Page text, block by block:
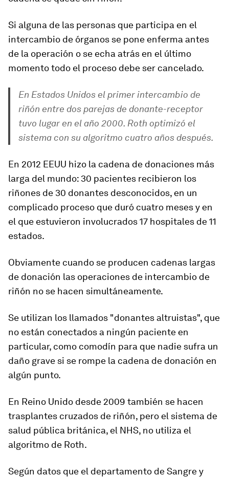
Si alguna de las personas que participa en el
intercambio de órganos se pone enferma antes
de la operación o se echa atrás en el último
momento todo el proceso debe ser cancelado.
En Estados Unidos el primer intercambio de
riñón entre dos parejas de donante-receptor
tuvo lugar en el año 2000. Roth optimizó el
sistema con su algoritmo cuatro años después.
En 2012 EEUU hizo la cadena de donaciones más
larga del mundo: 30 pacientes recibieron los
riñones de 30 donantes desconocidos, en un
complicado proceso que duró cuatro meses y en
el que estuvieron involucrados 17 hospitales de 11
estados.
Obviamente cuando se producen cadenas largas
de donación las operaciones de intercambio de
riñón no se hacen simultáneamente.
Se utilizan los llamados "donantes altruistas", que
no están conectados a ningún paciente en
particular, como comodín para que nadie sufra un
daño grave si se rompe la cadena de donación en
algún punto.
En Reino Unido desde 2009 también se hacen
trasplantes cruzados de riñón, pero el sistema de
salud pública británica, el NHS, no utiliza el
algoritmo de Roth.
Según datos que el departamento de Sangre y